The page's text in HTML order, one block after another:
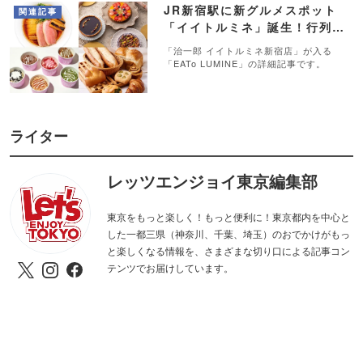
関連記事
JR新宿駅に新グルメスポット
「イイトルミネ」誕生！行列店
など28店舗が出店
「治一郎 イイトルミネ新宿店」が入る
「EATo LUMINE」の詳細記事です。
ライター
レッツエンジョイ東京編集部
東京をもっと楽しく！もっと便利に！東京都内を中心と
した一都三県（神奈川、千葉、埼玉）のおでかけがもっ
と楽しくなる情報を、さまざまな切り口による記事コン
テンツでお届けしています。